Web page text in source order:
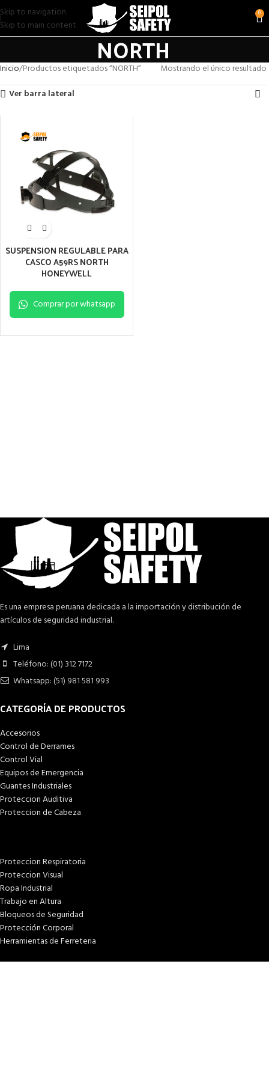
Skip to navigation
Skip to main content
0
NORTH
Inicio Productos etiquetados “NORTH”
Mostrando el único resultado
Ver barra lateral
SUSPENSION REGULABLE PARA
CASCO A59RS NORTH
HONEYWELL
Comprar por whatsapp
Es una empresa peruana dedicada a la importación y distribución de
artículos de seguridad industrial.
Lima
Teléfono: (01) 312 7172
Whatsapp: (51) 981 581 993
CATEGORÍA DE PRODUCTOS
Accesorios
Control de Derrames
Control Vial
Equipos de Emergencia
Guantes Industriales
Proteccion Auditiva
Proteccion de Cabeza
Proteccion Respiratoria
Proteccion Visual
Ropa Industrial
Trabajo en Altura
Bloqueos de Seguridad
Protección Corporal
Herramientas de Ferreteria
PÁGINAS